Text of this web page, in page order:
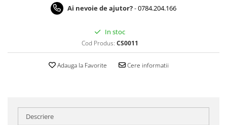
Ai nevoie de ajutor?-0784.204.166
In stoc
Cod Produs: CS0011
Adauga la Favorite Cere informatii
Descriere